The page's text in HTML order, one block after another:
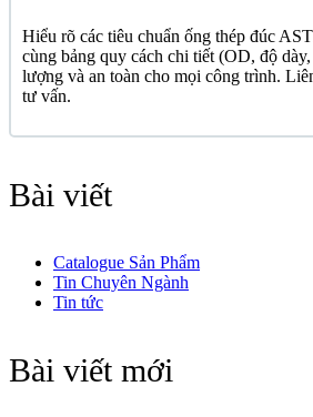
Hiểu rõ các tiêu chuẩn ống thép đúc
cùng bảng quy cách chi tiết (OD, độ
lượng và an toàn cho mọi công trình.
tư vấn.
Bài viết
Catalogue Sản Phẩm
Tin Chuyên Ngành
Tin tức
Bài viết mới